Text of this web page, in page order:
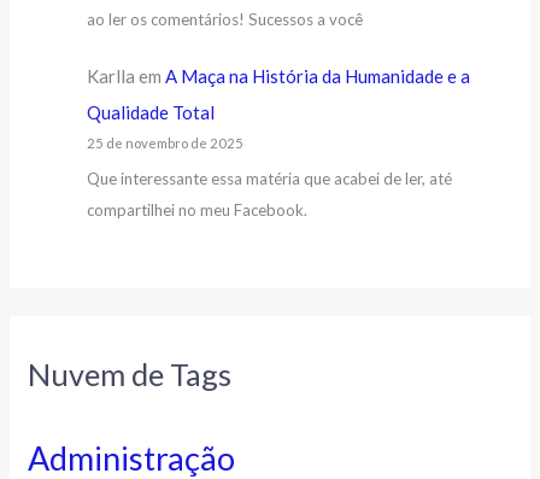
ao ler os comentários! Sucessos a você
Karlla em A Maça na História da Humanidade e a
Qualidade Total
25 de novembro de 2025
Que interessante essa matéria que acabei de ler, até
compartilhei no meu Facebook.
Nuvem de Tags
Administração